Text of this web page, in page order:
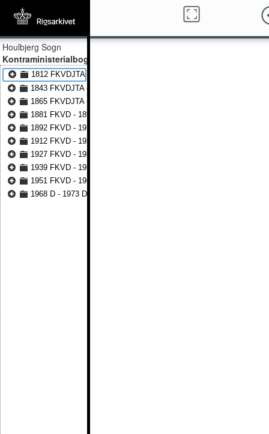
Houlbjerg Sogn
Kontraministerialbog
1812 FKVDJTA - 1842 FKVDJTA
1843 FKVDJTA - 1864 FKVDJTA
1865 FKVDJTA - 1880 FKVDJTA
1881 FKVD - 1891 FKVD
1892 FKVD - 1911 FKVD
1912 FKVD - 1927 FKVD
1927 FKVD - 1939 FKVD
1939 FKVD - 1950 FKVD
1951 FKVD - 1967 FKVD
1968 D - 1973 D